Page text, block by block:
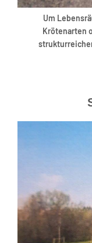
Um
Krötenarten